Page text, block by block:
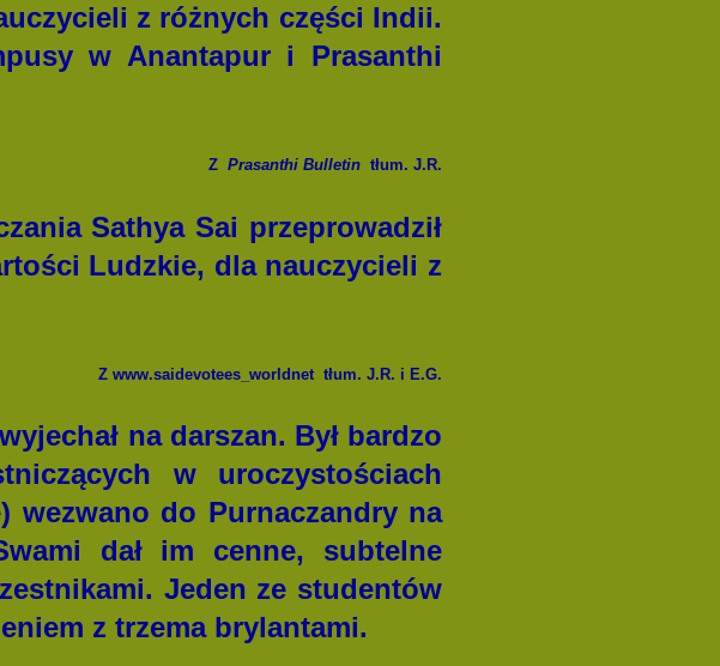
z różnych części Indii.
w Anantapur i Prasanthi
Z Prasanthi Bulletin tłum. J.R.
Sathya Sai przeprowadził
Ludzkie, dla nauczycieli z
Z www.saidevotees_worldnet tłum. J.R. i E.G.
na darszan. Był bardzo
w uroczystościach
wezwano do Purnaczandry na
dał im cenne, subtelne
Jeden ze studentów
z trzema brylantami.